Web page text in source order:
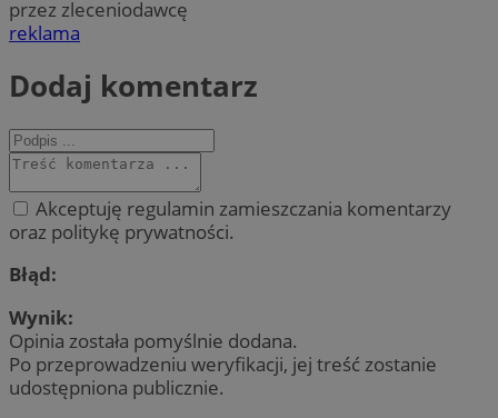
przez zleceniodawcę
reklama
Dodaj komentarz
Akceptuję regulamin zamieszczania komentarzy
oraz politykę prywatności.
Błąd:
Wynik:
Opinia została pomyślnie dodana.
Po przeprowadzeniu weryfikacji, jej treść zostanie
udostępniona publicznie.